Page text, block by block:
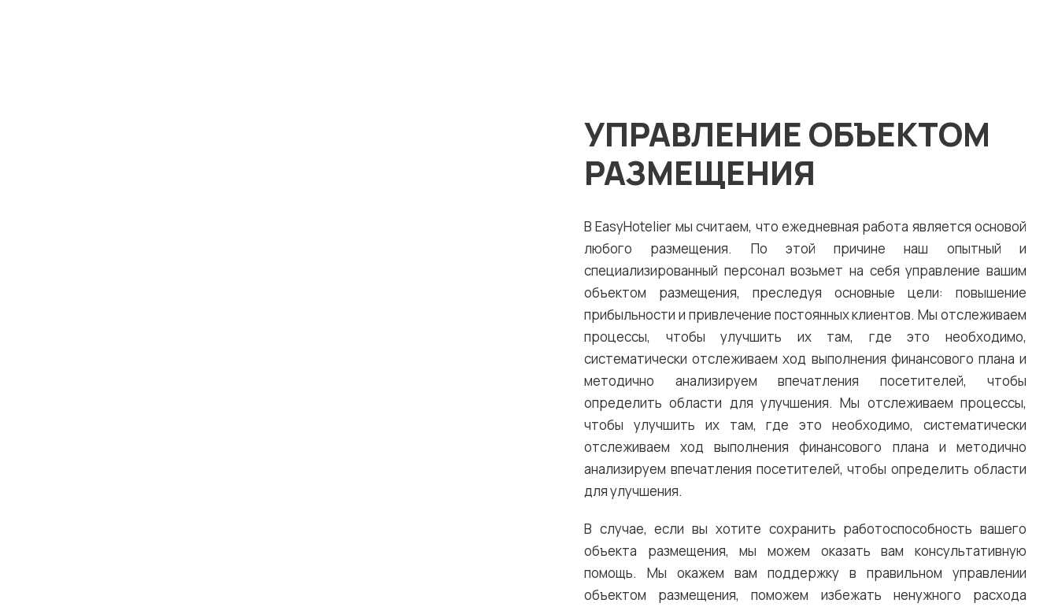
УПРАВЛЕНИЕ ОБЪЕКТОМ
РАЗМЕЩЕНИЯ
В EasyHotelier мы считаем, что ежедневная работа является основой
любого размещения. По этой причине наш опытный и
специализированный персонал возьмет на себя управление вашим
объектом размещения, преследуя основные цели: повышение
прибыльности и привлечение постоянных клиентов. Мы отслеживаем
процессы, чтобы улучшить их там, где это необходимо,
систематически отслеживаем ход выполнения финансового плана и
методично анализируем впечатления посетителей, чтобы
определить области для улучшения. Мы отслеживаем процессы,
чтобы улучшить их там, где это необходимо, систематически
отслеживаем ход выполнения финансового плана и методично
анализируем впечатления посетителей, чтобы определить области
для улучшения.
В случае, если вы хотите сохранить работоспособность вашего
объекта размещения, мы можем оказать вам консультативную
помощь. Мы окажем вам поддержку в правильном управлении
объектом размещения, поможем избежать ненужного расхода